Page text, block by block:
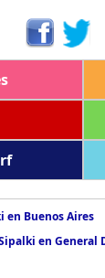
en Buenos Aires
en General